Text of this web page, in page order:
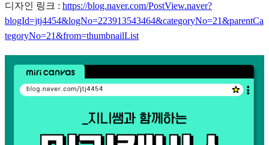
디자인 링크 : https://blog.naver.com/PostView.naver?
blogId=jtj4454&logNo=223913543464&categoryNo=21&parentCa
tegoryNo=21&from=thumbnailList